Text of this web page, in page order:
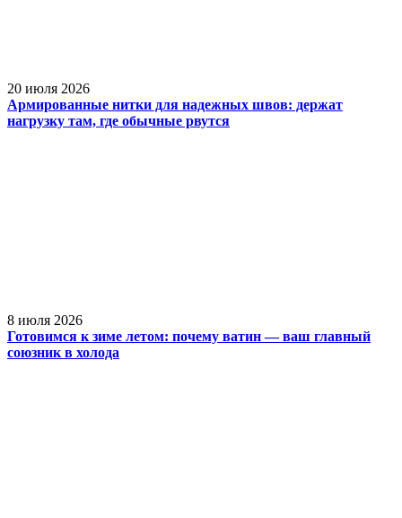
20 июля 2026
Армированные нитки для надежных швов: держат
нагрузку там, где обычные рвутся
8 июля 2026
Готовимся к зиме летом: почему ватин — ваш главный
союзник в холода